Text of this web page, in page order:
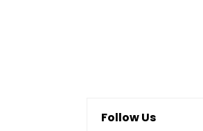
Follow Us